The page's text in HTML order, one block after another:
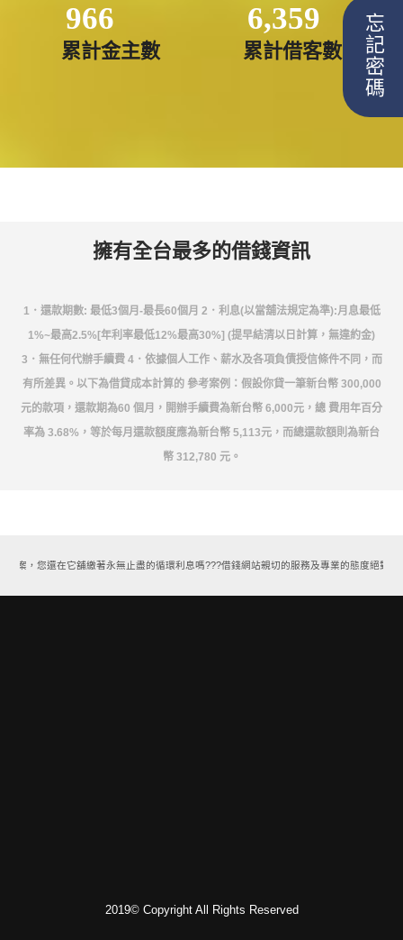
966
累計金主數
6,359
累計借客數
擁有全台最多的借錢資訊
1．還款期數: 最低3個月-最長60個月 2．利息(以當舖法規定為準):月息最低
1%~最高2.5%[年利率最低12%最高30%] (提早結清以日計算，無違約金)
3．無任何代辦手續費 4．依據個人工作、薪水及各項負債授信條件不同，而
有所差異。以下為借貸成本計算的 參考案例：假設你貸一筆新台幣 300,000
元的款項，還款期為60 個月，開辦手續費為新台幣 6,000元，總 費用年百分
率為 3.68%，等於每月還款額度應為新台幣 5,113元，而總還款額則為新台
幣 312,780 元。
忘記密碼
方案，您還在它舖繳著永無止盡的循環利息嗎???借錢網站親切的服務及專業的態度絕對
2019© Copyright All Rights Reserved